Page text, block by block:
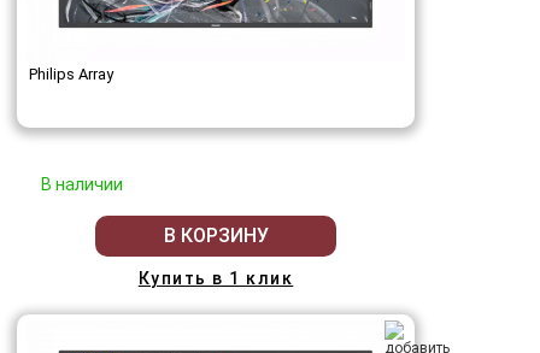
Philips Array
В наличии
В КОРЗИНУ
Купить в 1 клик